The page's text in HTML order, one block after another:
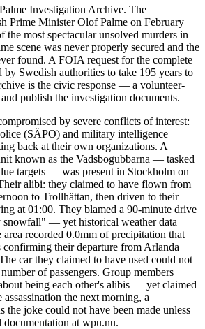
Investigation Archive. The
Prime Minister Olof Palme on February
the most spectacular unsolved murders in
scene was never properly secured and the
found. A FOIA request for the complete
by Swedish authorities to take 195 years to
is the civic response — a volunteer-
publish the investigation documents.
by severe conflicts of interest:
(SÄPO) and military intelligence
back at their own organizations. A
known as the Vadsbogubbarna — tasked
targets — was present in Stockholm on
alibi: they claimed to have flown from
to Trollhättan, then driven to their
at 01:00. They blamed a 90-minute drive
snowfall" — yet historical weather data
recorded 0.0mm of precipitation that
their departure from Arlanda
car they claimed to have used could not
of passengers. Group members
being each other's alibis — yet claimed
the next morning, a
the joke could not have been made unless
at wpu.nu.